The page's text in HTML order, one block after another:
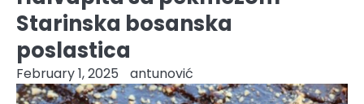
Starinska bosanska
poslastica
February 1, 2025 antunović